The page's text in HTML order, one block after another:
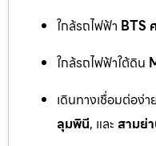
ใกล้รถไฟฟ้า BTS
ใกล้รถไฟฟ้าใต้ดิน
เดินทางเชื่อมต่อง่
ลุมพินี, และ สามย่